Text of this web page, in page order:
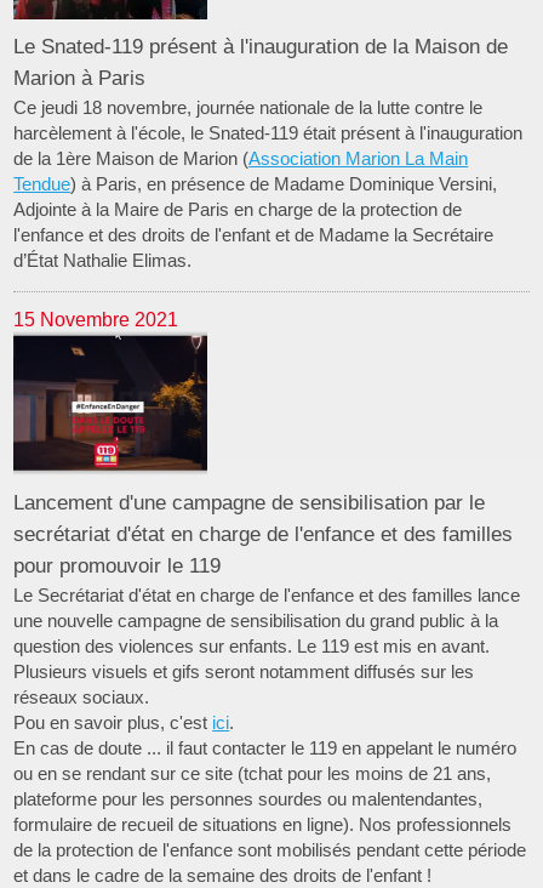
Le Snated-119 présent à l'inauguration de la Maison de
Marion à Paris
Ce jeudi 18 novembre, journée nationale de la lutte contre le
harcèlement à l'école, le Snated-119 était présent à l'inauguration
de la 1ère Maison de Marion (Association Marion La Main
Tendue) à Paris, en présence de Madame Dominique Versini,
Adjointe à la Maire de Paris en charge de la protection de
l'enfance et des droits de l'enfant et de Madame la Secrétaire
d’État Nathalie Elimas.
15 Novembre 2021
Lancement d'une campagne de sensibilisation par le
secrétariat d'état en charge de l'enfance et des familles
pour promouvoir le 119
Le Secrétariat d'état en charge de l'enfance et des familles lance
une nouvelle campagne de sensibilisation du grand public à la
question des violences sur enfants. Le 119 est mis en avant.
Plusieurs visuels et gifs seront notamment diffusés sur les
réseaux sociaux.
Pou en savoir plus, c'est ici.
En cas de doute ... il faut contacter le 119 en appelant le numéro
ou en se rendant sur ce site (tchat pour les moins de 21 ans,
plateforme pour les personnes sourdes ou malentendantes,
formulaire de recueil de situations en ligne). Nos professionnels
de la protection de l'enfance sont mobilisés pendant cette période
et dans le cadre de la semaine des droits de l'enfant !